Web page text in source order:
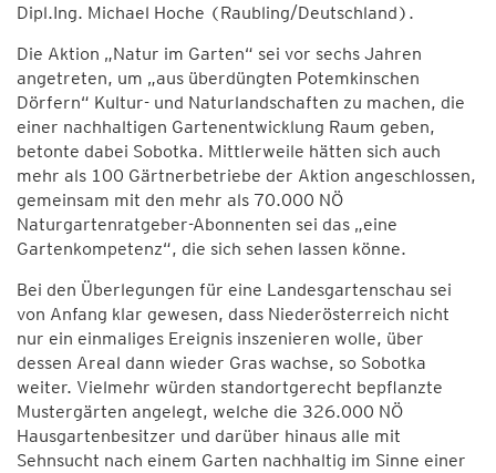
Dipl.Ing. Michael Hoche (Raubling/Deutschland).
Die Aktion „Natur im Garten“ sei vor sechs Jahren
angetreten, um „aus überdüngten Potemkinschen
Dörfern“ Kultur- und Naturlandschaften zu machen, die
einer nachhaltigen Gartenentwicklung Raum geben,
betonte dabei Sobotka. Mittlerweile hätten sich auch
mehr als 100 Gärtnerbetriebe der Aktion angeschlossen,
gemeinsam mit den mehr als 70.000 NÖ
Naturgartenratgeber-Abonnenten sei das „eine
Gartenkompetenz“, die sich sehen lassen könne.
Bei den Überlegungen für eine Landesgartenschau sei
von Anfang klar gewesen, dass Niederösterreich nicht
nur ein einmaliges Ereignis inszenieren wolle, über
dessen Areal dann wieder Gras wachse, so Sobotka
weiter. Vielmehr würden standortgerecht bepflanzte
Mustergärten angelegt, welche die 326.000 NÖ
Hausgartenbesitzer und darüber hinaus alle mit
Sehnsucht nach einem Garten nachhaltig im Sinne einer